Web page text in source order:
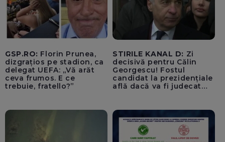
GSP.RO: Florin Prunea,
dizgrațios pe stadion, ca
delegat UEFA: „Vă arăt
ceva frumos. E ce
trebuie, fratello?”
STIRILE KANAL D: Zi
decisivă pentru Călin
Georgescu! Fostul
candidat la prezidențiale
află dacă va fi judecat